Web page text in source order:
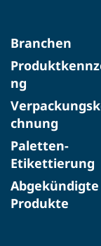
Branchen
ng
chnung
Paletten-
Etikettierung
Abgekündigte
Produkte​